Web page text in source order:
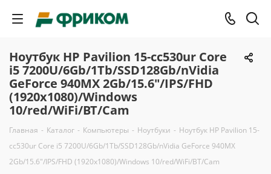
Ноутбук HP Pavilion 15-cc530ur Core
i5 7200U/6Gb/1Tb/SSD128Gb/nVidia
GeForce 940MX 2Gb/15.6"/IPS/FHD
(1920x1080)/Windows
10/red/WiFi/BT/Cam
Главная - Каталог - Компьютеры - Ноутбуки - Ноутбук HP Pavilion 15-
cc530ur Core i5 7200U/6Gb/1Tb/SSD128Gb/nVidia GeForce 940MX
2Gb/15.6"/IPS/FHD (1920x1080)/Windows 10/red/WiFi/BT/Cam